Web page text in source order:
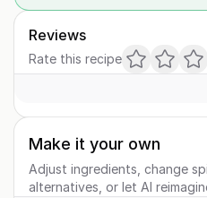
Reviews
Rate this recipe
Make it your own
Adjust ingredients, change
alternatives, or let AI